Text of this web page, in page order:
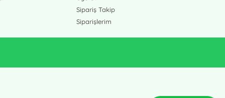
Sipariş Takip
Siparişlerim